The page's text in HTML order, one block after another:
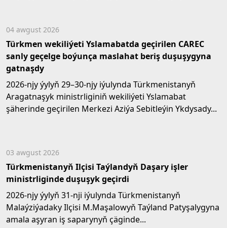
04 awgust 2026
Türkmen wekiliýeti Yslamabatda geçirilen CAREC
sanly geçelge boýunça maslahat beriş duşuşygyna
gatnaşdy
2026-njy ýylyň 29–30-njy iýulynda Türkmenistanyň
Aragatnaşyk ministrliginiň wekiliýeti Yslamabat
şäherinde geçirilen Merkezi Aziýa Sebitleýin Ykdysady...
03 awgust 2026
Türkmenistanyň Ilçisi Taýlandyň Daşary işler
ministrliginde duşuşyk geçirdi
2026-njy ýylyň 31-nji iýulynda Türkmenistanyň
Malaýziýadaky Ilçisi M.Maşalowyň Taýland Patyşalygyna
amala aşyran iş saparynyň çäginde...